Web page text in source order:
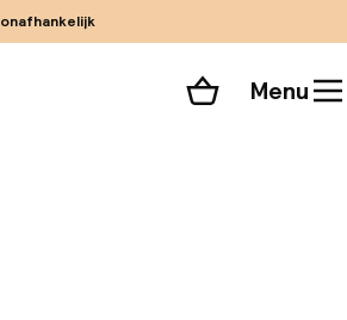
onafhankelijk
Winkelmand
Menu